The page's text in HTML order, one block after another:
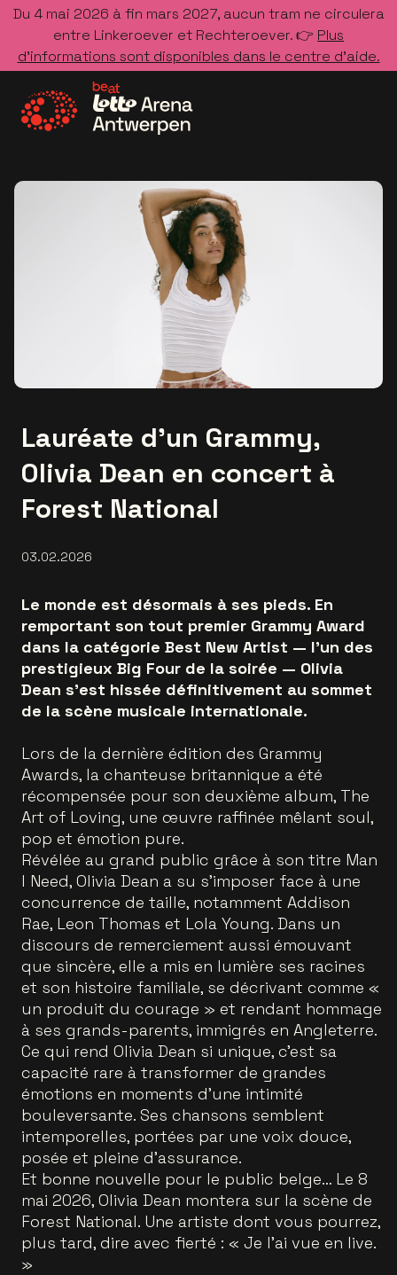
Du 4 mai 2026 à fin mars 2027, aucun tram ne circulera
entre Linkeroever et Rechteroever. 👉 Plus
d’informations sont disponibles dans le centre d’aide.
Lauréate d’un Grammy,
Olivia Dean en concert à
Forest National
03.02.2026
Le monde est désormais à ses pieds. En
remportant son tout premier Grammy Award
dans la catégorie Best New Artist — l’un des
prestigieux Big Four de la soirée — Olivia
Dean s’est hissée définitivement au sommet
de la scène musicale internationale.
Lors de la dernière édition des Grammy
Awards, la chanteuse britannique a été
récompensée pour son deuxième album, The
Art of Loving, une œuvre raffinée mêlant soul,
pop et émotion pure.
Révélée au grand public grâce à son titre Man
I Need, Olivia Dean a su s’imposer face à une
concurrence de taille, notamment Addison
Rae, Leon Thomas et Lola Young. Dans un
discours de remerciement aussi émouvant
que sincère, elle a mis en lumière ses racines
et son histoire familiale, se décrivant comme «
un produit du courage » et rendant hommage
à ses grands-parents, immigrés en Angleterre.
Ce qui rend Olivia Dean si unique, c’est sa
capacité rare à transformer de grandes
émotions en moments d’une intimité
bouleversante. Ses chansons semblent
intemporelles, portées par une voix douce,
posée et pleine d’assurance.
Et bonne nouvelle pour le public belge… Le 8
mai 2026, Olivia Dean montera sur la scène de
Forest National. Une artiste dont vous pourrez,
plus tard, dire avec fierté : « Je l’ai vue en live.
»